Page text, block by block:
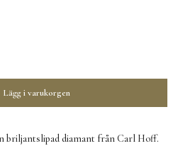
Lägg i varukorgen
briljantslipad diamant från Carl Hoff.